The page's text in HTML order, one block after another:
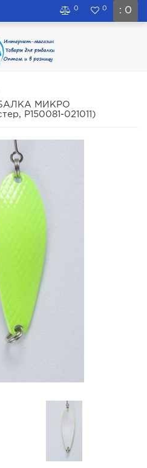
: 0
0 0
МИКРО
P150081-021011)